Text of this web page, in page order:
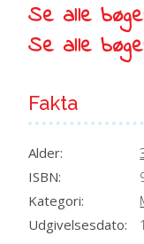
Se alle
Se alle
Fakta
Alder:
ISBN:
Kategori:
Udgivelsesdato: